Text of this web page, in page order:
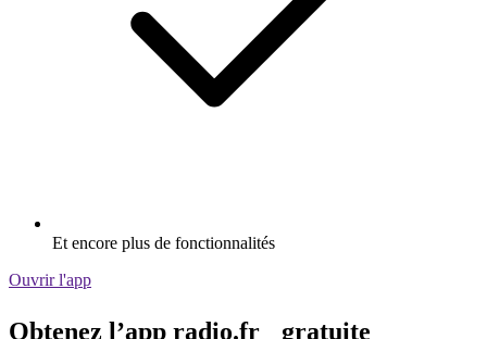
Et encore plus de fonctionnalités
Ouvrir l'app
Obtenez l’app radio.fr gratuite